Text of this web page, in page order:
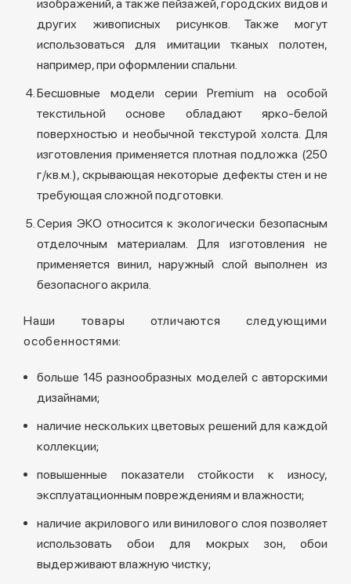
изображений, а также пейзажей, городских видов и
других живописных рисунков. Также могут
использоваться для имитации тканых полотен,
например, при оформлении спальни.
Бесшовные модели серии Premium на особой
текстильной основе обладают ярко-белой
поверхностью и необычной текстурой холста. Для
изготовления применяется плотная подложка (250
г/кв.м.), скрывающая некоторые дефекты стен и не
требующая сложной подготовки.
Серия ЭКО относится к экологически безопасным
отделочным материалам. Для изготовления не
применяется винил, наружный слой выполнен из
безопасного акрила.
Наши товары отличаются следующими
особенностями:
больше 145 разнообразных моделей с авторскими
дизайнами;
наличие нескольких цветовых решений для каждой
коллекции;
повышенные показатели стойкости к износу,
эксплуатационным повреждениям и влажности;
наличие акрилового или винилового слоя позволяет
использовать обои для мокрых зон, обои
выдерживают влажную чистку;